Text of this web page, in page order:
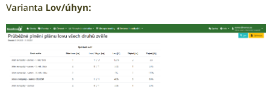
Varianta Lov/úhyn: